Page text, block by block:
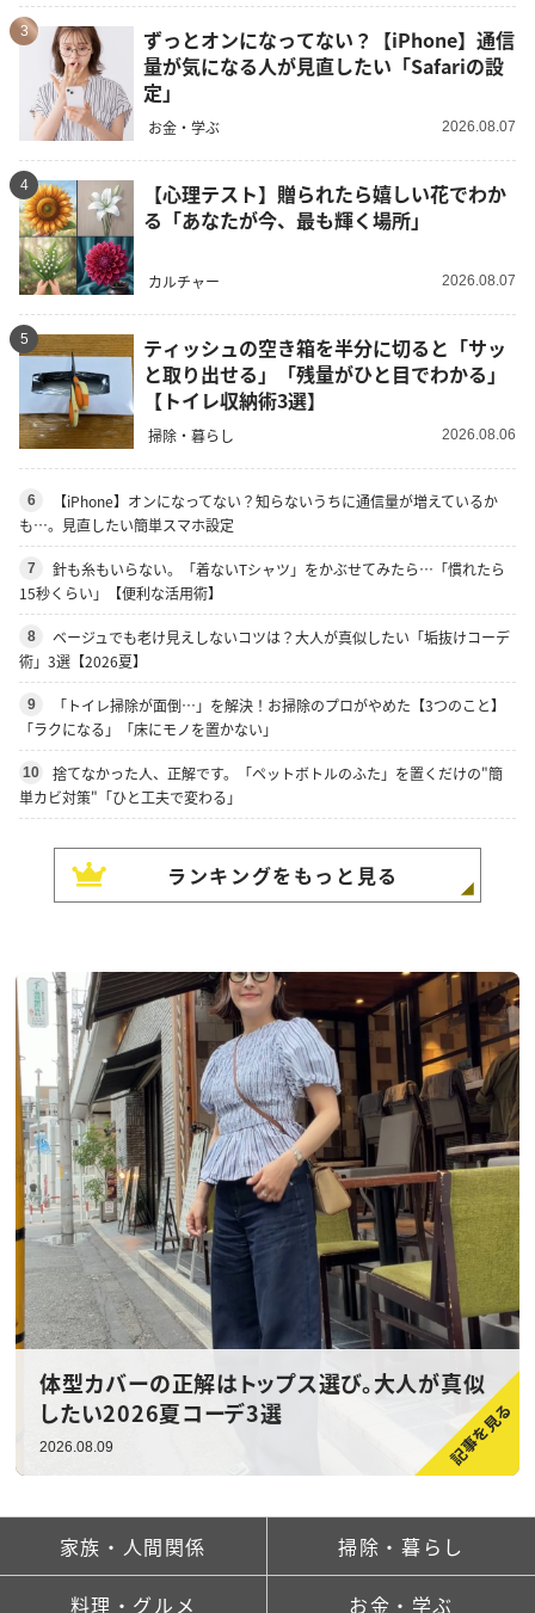
3
ずっとオンになってない？【iPhone】通信
量が気になる人が見直したい「Safariの設
定」
お金・学ぶ 2026.08.07
4
【心理テスト】贈られたら嬉しい花でわか
る「あなたが今、最も輝く場所」
カルチャー 2026.08.07
5
ティッシュの空き箱を半分に切ると「サッ
と取り出せる」「残量がひと目でわかる」
【トイレ収納術3選】
掃除・暮らし 2026.08.06
6
【iPhone】オンになってない？知らないうちに通信量が増えているか
も…。見直したい簡単スマホ設定
7
針も糸もいらない。「着ないTシャツ」をかぶせてみたら…「慣れたら
15秒くらい」【便利な活用術】
8
ベージュでも老け見えしないコツは？大人が真似したい「垢抜けコーデ
術」3選【2026夏】
9
「トイレ掃除が面倒…」を解決！お掃除のプロがやめた【3つのこと】
「ラクになる」「床にモノを置かない」
10
捨てなかった人、正解です。「ペットボトルのふた」を置くだけの"簡
単カビ対策"「ひと工夫で変わる」
ランキングをもっと見る
体型カバーの正解はトップス選び。大人が真似
したい2026夏コーデ3選
2026.08.09
家族・人間関係 掃除・暮らし
料理・グルメ お金・学ぶ